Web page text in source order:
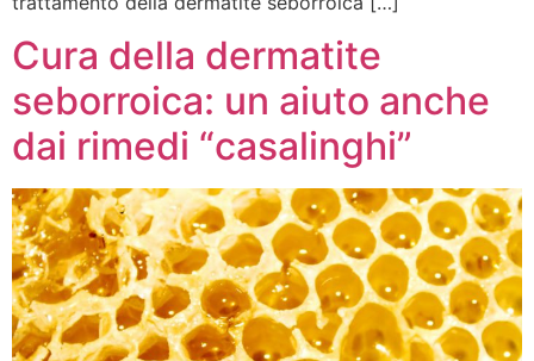
Cura della dermatite
seborroica: un aiuto anche
dai rimedi “casalinghi”